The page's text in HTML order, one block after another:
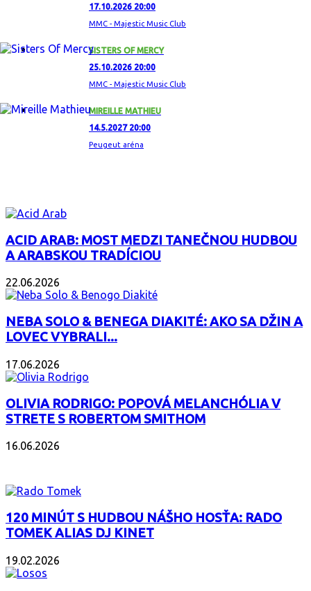
17.10.2026 20:00
MMC - Majestic Music Club
SISTERS OF MERCY
25.10.2026 20:00
MMC - Majestic Music Club
MIREILLE MATHIEU
14.5.2027 20:00
Peugeut aréna
ACID ARAB: MOST MEDZI TANEČNOU HUDBOU
A ARABSKOU TRADÍCIOU
22.06.2026
NEBA SOLO & BENEGA DIAKITÉ: AKO SA DŽIN A
LOVEC VYBRALI...
17.06.2026
OLIVIA RODRIGO: POPOVÁ MELANCHÓLIA V
STRETE S ROBERTOM SMITHOM
16.06.2026
120 MINÚT S HUDBOU NÁŠHO HOSŤA: RADO
TOMEK ALIAS DJ KINET
19.02.2026